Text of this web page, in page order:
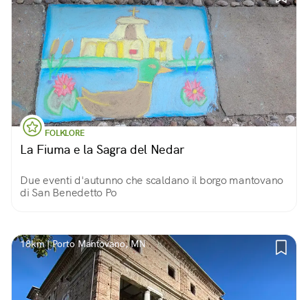
FOLKLORE
La Fiuma e la Sagra del Nedar
Due eventi d'autunno che scaldano il borgo mantovano
di San Benedetto Po
18km | Porto Mantovano, MN